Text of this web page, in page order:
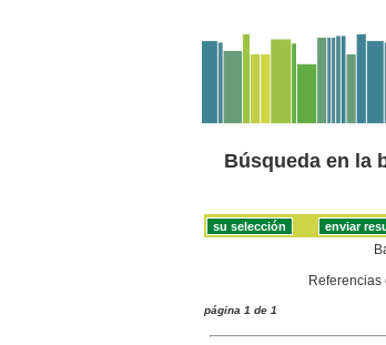
Búsqueda en la
Referencias
página 1 de 1